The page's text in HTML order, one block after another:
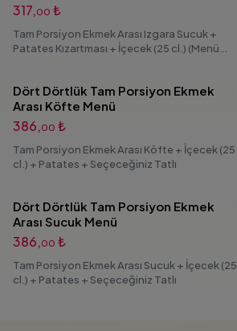
317,00 ₺
Tam Porsiyon Ekmek Arası Izgara Sucuk +
Patates Kızartması + İçecek (25 cl.) (Menü
Dört Dörtlük Tam Porsiyon Ekmek
Arası Köfte Menü
386,00 ₺
Tam Porsiyon Ekmek Arası Köfte + İçecek (25
cl.) + Patates + Seçeceğiniz Tatlı
Dört Dörtlük Tam Porsiyon Ekmek
Arası Sucuk Menü
386,00 ₺
Tam Porsiyon Ekmek Arası Sucuk + İçecek (25
cl.) + Patates + Seçeceğiniz Tatlı